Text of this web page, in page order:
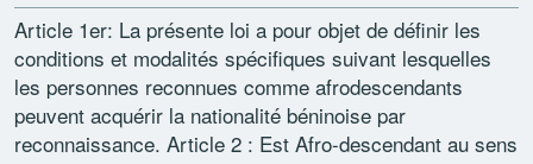
Article 1er: La présente loi a pour objet de définir les
conditions et modalités spécifiques suivant lesquelles
les personnes reconnues comme afrodescendants
peuvent acquérir la nationalité béninoise par
reconnaissance. Article 2 : Est Afro-descendant au sens